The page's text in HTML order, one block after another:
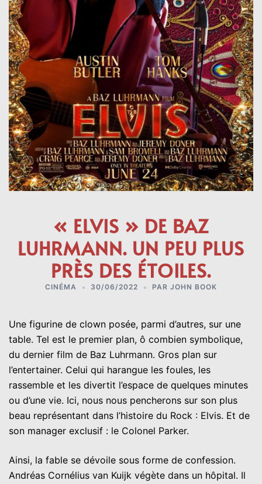
« ELVIS » DE BAZ
LUHRMANN. UN PEU PLUS
PRÈS DES ÉTOILES.
CINÉMA 30/06/2022 PAR JOHN BOOK
Une figurine de clown posée, parmi d’autres, sur une
table. Tel est le premier plan, ô combien symbolique,
du dernier film de Baz Luhrmann. Gros plan sur
l’entertainer. Celui qui harangue les foules, les
rassemble et les divertit l’espace de quelques minutes
ou d’une vie. Ici, nous nous pencherons sur son plus
beau représentant dans l’histoire du Rock : Elvis. Et de
son manager exclusif : le Colonel Parker.
Ainsi, la fable se dévoile sous forme de confession.
Andréas Cornélius van Kuijk végète dans un hôpital. Il